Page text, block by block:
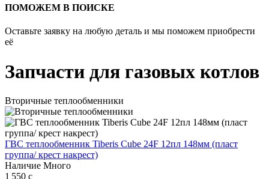
ПОМОЖЕМ В ПОИСКЕ
Оставьте заявку на любую деталь и мы поможем приобрести
её
Запчасти для газовых котлов
Вторичные теплообменники
ГВС теплообменник Tiberis Cube 24F 12пл 148мм (пласт
группа/ крест накрест)
Наличие Много
1 550 c